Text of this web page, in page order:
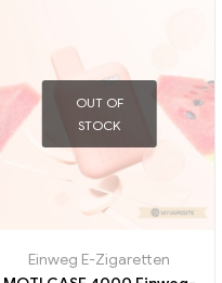
OUT OF
STOCK
Einweg E-Zigaretten